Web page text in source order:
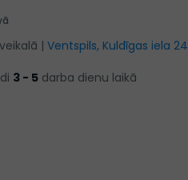
veikalā | Ventspils, Kuldīgas iela 24
3 - 5 darba dienu laikā